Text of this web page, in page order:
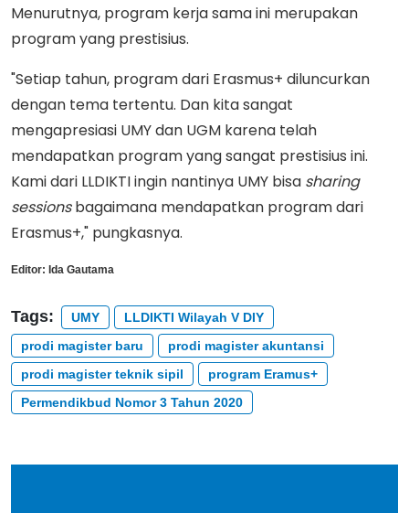
Menurutnya, program kerja sama ini merupakan
program yang prestisius.
"Setiap tahun, program dari Erasmus+ diluncurkan
dengan tema tertentu. Dan kita sangat
mengapresiasi UMY dan UGM karena telah
mendapatkan program yang sangat prestisius ini.
Kami dari LLDIKTI ingin nantinya UMY bisa sharing
sessionsbagaimana mendapatkan program dari
Erasmus+," pungkasnya.
Editor: Ida Gautama
Tags: UMY
LLDIKTI Wilayah V DIY
prodi magister baru
prodi magister akuntansi
prodi magister teknik sipil
program Eramus+
Permendikbud Nomor 3 Tahun 2020